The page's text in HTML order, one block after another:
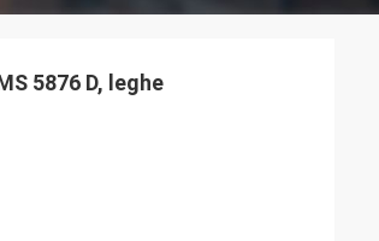
5876 D, leghe